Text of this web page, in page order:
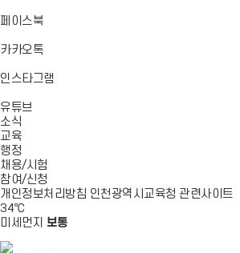
가
페이스북바
가
카카오톡바
가
인스타그램
유튜브
소식
교육
행정
채용/시험
참여/신청
개인정보처리방침 인천광역시교육청 관련사이트
34℃
미세먼지 보통